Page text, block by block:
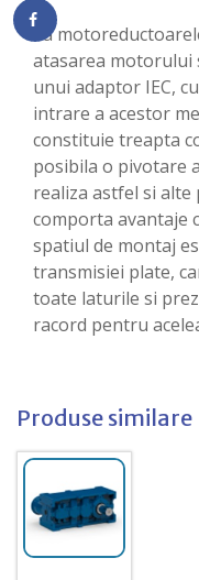
La
atasarea motorului
unui adaptor IEC,
intrare a acestor
constituie treapta
posibila o pivotare
realiza astfel si alte
comporta avantaje
spatiul de montaj
transmisiei plate,
toate laturile si
racord pentru
Produse similare